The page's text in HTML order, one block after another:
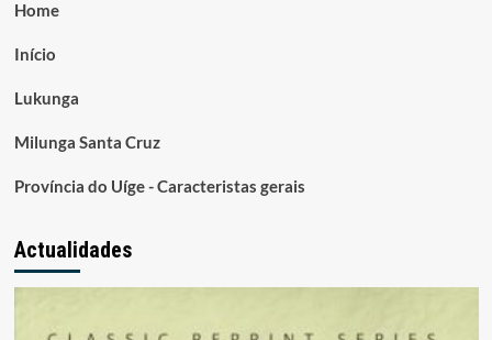
Home
Início
Lukunga
Milunga Santa Cruz
Província do Uíge - Caracteristas gerais
Actualidades